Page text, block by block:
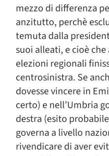
mezzo di differenza
anzitutto, perchè
temuta dalla
suoi alleati, e cioè
elezioni regionali
centrosinistra. Se
dovesse vincere in
certo) e nell’Umbria
destra (esito
governa a livello
rivendicare di aver